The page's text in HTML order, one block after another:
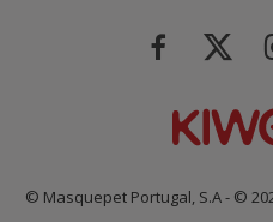
© Masquepet Portugal, S.A - ©